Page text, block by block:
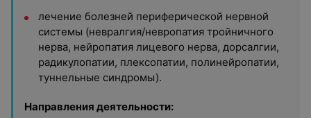
лечение болезней периферической нервной
системы (невралгия/невропатия тройничного
нерва, нейропатия лицевого нерва, дорсалгии,
радикулопатии, плексопатии, полинейропатии,
туннельные синдромы).
Направления деятельности: